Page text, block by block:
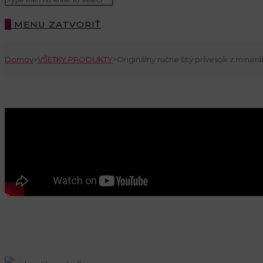
website
0 MENU ZATVORIŤ
Domov>VŠETKY PRODUKTY>Originálny ručne šitý prívesok z